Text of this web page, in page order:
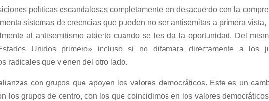
políticas escandalosas completamente en desacuerdo con la
sistemas de creencias que pueden no ser antisemitas a primera
al antisemitismo abierto cuando se les da la oportunidad. Del
Unidos primero» incluso si no difamara directamente a los
radicales que vienen del otro lado.
con grupos que apoyen los valores democráticos. Este es un
los grupos de centro, con los que coincidimos en los valores